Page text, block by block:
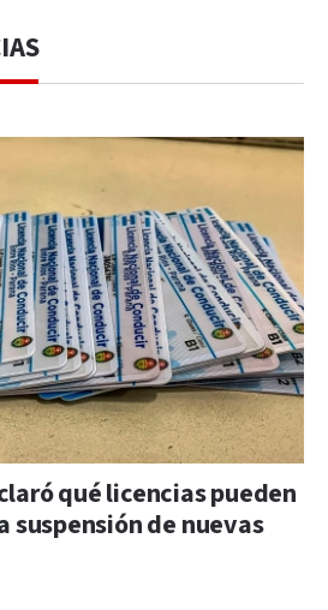
qué licencias pueden
suspensión de nuevas